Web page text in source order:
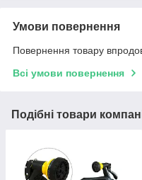
Умови повернення
Повернення товару
Всі умови повернення
Подібні товари